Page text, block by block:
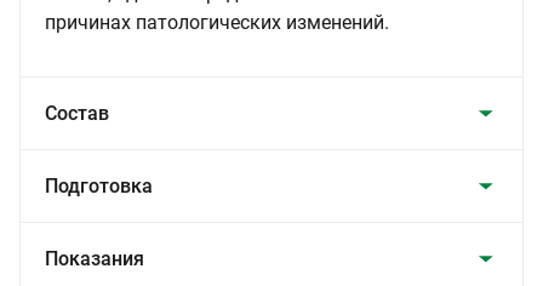
причинах патологических изменений.
Состав
Подготовка
Показания